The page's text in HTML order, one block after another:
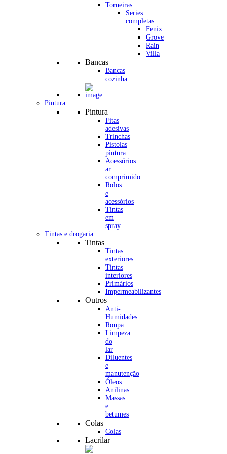
Torneiras
Series
completas
Fenix
Grove
Rain
Villa
Bancas
Bancas
cozinha
Pintura
Pintura
Fitas
adesivas
Trinchas
Pistolas
pintura
Acessórios
ar
comprimido
Rolos
e
acessórios
Tintas
em
spray
Tintas e drogaria
Tintas
Tintas
exteriores
Tintas
interiores
Primários
Impermeabilizantes
Outros
Anti-
Humidades
Roupa
Limpeza
do
lar
Diluentes
e
manutenção
Óleos
Anilinas
Massas
e
betumes
Colas
Colas
Lacrilar